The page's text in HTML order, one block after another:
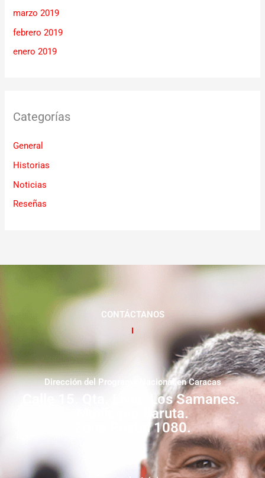
marzo 2019
febrero 2019
enero 2019
Categorías
General
Historias
Noticias
Reseñas
CONTÁCTANOS
Dirección del Programa Nacional en Caracas
Calle 15. Qta. Livia. Los Samanes.
Municipio Baruta.
Zona Postal 1080.